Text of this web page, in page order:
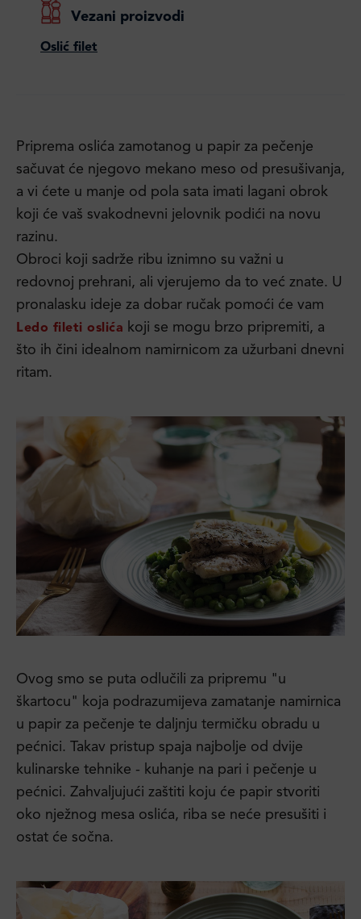
Vezani proizvodi
Oslić filet
Priprema oslića zamotanog u papir za pečenje
sačuvat će njegovo mekano meso od presušivanja,
a vi ćete u manje od pola sata imati lagani obrok
koji će vaš svakodnevni jelovnik podići na novu
razinu.
Obroci koji sadrže ribu iznimno su važni u
redovnoj prehrani, ali vjerujemo da to već znate. U
pronalasku ideje za dobar ručak pomoći će vam
Ledo fileti oslića koji se mogu brzo pripremiti, a
što ih čini idealnom namirnicom za užurbani dnevni
ritam.
Ovog smo se puta odlučili za pripremu "u
škartocu" koja podrazumijeva zamatanje namirnica
u papir za pečenje te daljnju termičku obradu u
pećnici. Takav pristup spaja najbolje od dvije
kulinarske tehnike - kuhanje na pari i pečenje u
pećnici. Zahvaljujući zaštiti koju će papir stvoriti
oko nježnog mesa oslića, riba se neće presušiti i
ostat će sočna.